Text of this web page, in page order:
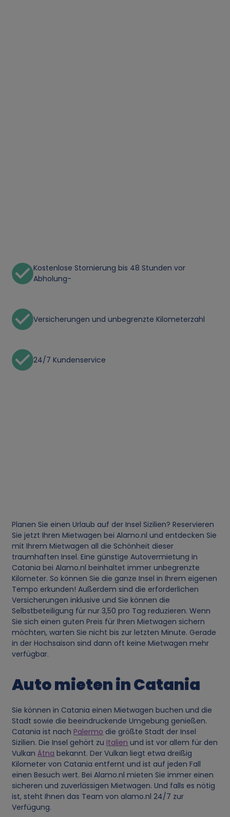
Kostenlose Stornierung bis 48 Stunden vor
Abholung-
Versicherungen und unbegrenzte Kilometerzahl
24/7 Kundenservice
Planen Sie einen Urlaub auf der Insel Sizilien? Reservieren
Sie jetzt Ihren Mietwagen bei Alamo.nl und entdecken Sie
mit Ihrem Mietwagen all die Schönheit dieser
traumhaften Insel. Eine günstige Autovermietung in
Catania bei Alamo.nl beinhaltet immer unbegrenzte
Kilometer. So können Sie die ganze Insel in Ihrem eigenen
Tempo erkunden! Außerdem sind die erforderlichen
Versicherungen inklusive und Sie können die
Selbstbeteiligung für nur 3,50 pro Tag reduzieren. Wenn
Sie sich einen guten Preis für Ihren Mietwagen sichern
möchten, warten Sie nicht bis zur letzten Minute. Gerade
in der Hochsaison sind dann oft keine Mietwagen mehr
verfügbar.
Auto mieten in Catania
Sie können in Catania einen Mietwagen buchen und die
Stadt sowie die beeindruckende Umgebung genießen.
Catania ist nach Palermo die größte Stadt der Insel
Sizilien. Die Insel gehört zu Italien und ist vor allem für den
VulkanÄtna bekannt. Der Vulkan liegt etwa dreißig
Kilometer von Catania entfernt und ist auf jeden Fall
einen Besuch wert. Bei Alamo.nl mieten Sie immer einen
sicheren und zuverlässigen Mietwagen. Und falls es nötig
ist, steht Ihnen das Team von alamo.nl 24/7 zur
Verfügung.